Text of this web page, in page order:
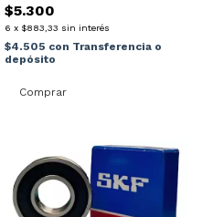
$5.300
6 x $883,33 sin interés
$4.505 con Transferencia o
depósito